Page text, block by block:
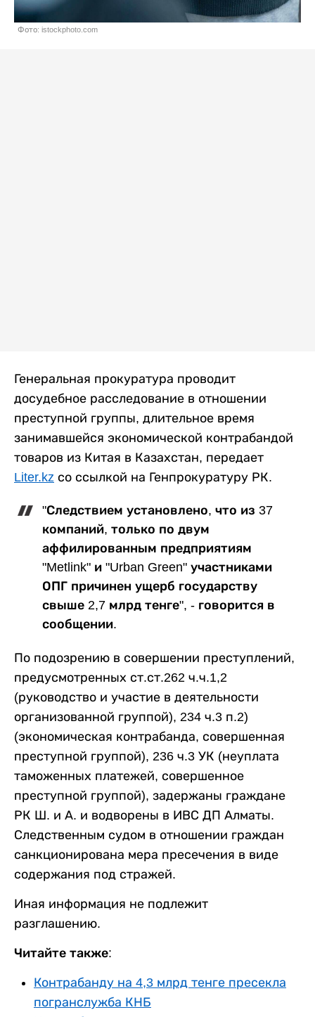
Фото: istockphoto.com
Генеральная прокуратура проводит
досудебное расследование в отношении
преступной группы, длительное время
занимавшейся экономической контрабандой
товаров из Китая в Казахстан, передает
Liter.kz со ссылкой на Генпрокуратуру РК.
"Следствием установлено, что из 37
компаний, только по двум
аффилированным предприятиям
"Metlink" и "Urban Green" участниками
ОПГ причинен ущерб государству
свыше 2,7 млрд тенге", - говорится в
сообщении.
По подозрению в совершении преступлений,
предусмотренных ст.ст.262 ч.ч.1,2
(руководство и участие в деятельности
организованной группой), 234 ч.3 п.2)
(экономическая контрабанда, совершенная
преступной группой), 236 ч.3 УК (неуплата
таможенных платежей, совершенное
преступной группой), задержаны граждане
РК Ш. и А. и водворены в ИВС ДП Алматы.
Следственным судом в отношении граждан
санкционирована мера пресечения в виде
содержания под стражей.
Иная информация не подлежит
разглашению.
Читайте также:
Контрабанду на 4,3 млрд тенге пресекла
погранслужба КНБ